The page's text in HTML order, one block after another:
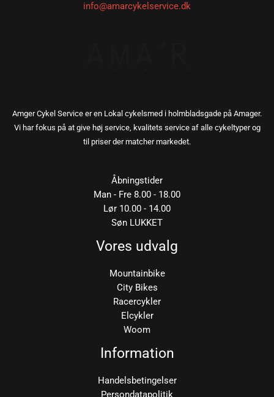
info@amarcykelservice.dk
Amger Cykel Service er en Lokal cykelsmed i holmbladsgade på Amager.
Vi har fokus på at give høj service, kvalitets service af alle cykeltyper og
til priser der matcher markedet.
Åbningstider
Man - Fre 8.00 - 18.00
Lør 10.00 - 14.00
Søn LUKKET
Vores udvalg
Mountainbike
City Bikes
Racercykler
Elcykler
Woom
Information
Handelsbetingelser
Persondatapolitik